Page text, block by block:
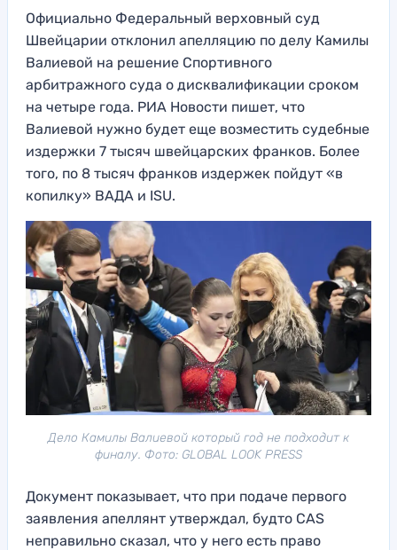
Официально Федеральный верховный суд
Швейцарии отклонил апелляцию по делу Камилы
Валиевой на решение Спортивного
арбитражного суда о дисквалификации сроком
на четыре года. РИА Новости пишет, что
Валиевой нужно будет еще возместить судебные
издержки 7 тысяч швейцарских франков. Более
того, по 8 тысяч франков издержек пойдут «в
копилку» ВАДА и ISU.
Дело Камилы Валиевой который год не подходит к
финалу. Фото: GLOBAL LOOK PRESS
Документ показывает, что при подаче первого
заявления апеллянт утверждал, будто CAS
неправильно сказал, что у него есть право